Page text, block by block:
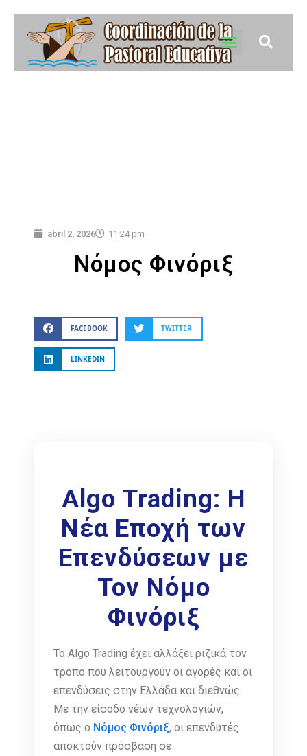
abril 2, 2026 11:24 pm
Νόμος Φινόριξ
FACEBOOK TWITTER
LINKEDIN
Algo Trading: Η
Νέα Εποχή των
Επενδύσεων με
Τον Νόμο
Φινόριξ
Το Algo Trading έχει αλλάξει ριζικά τον
τρόπο που λειτουργούν οι αγορές και οι
επενδύσεις στην Ελλάδα και διεθνώς.
Με την είσοδο νέων τεχνολογιών,
όπως ο Νόμος Φινόριξ, οι επενδυτές
αποκτούν πρόσβαση σε